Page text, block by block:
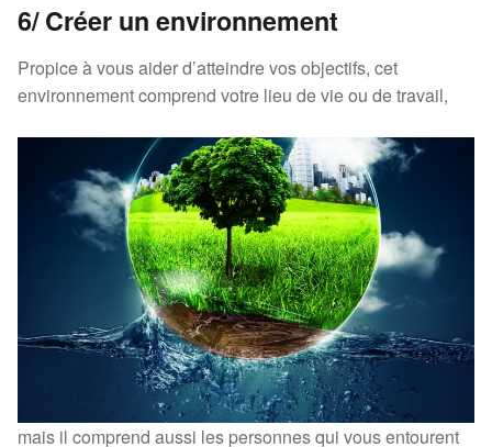
6/ Créer un environnement
Propice à vous aider d’atteindre vos objectifs, cet
environnement comprend votre lieu de vie ou de travail,
mais il comprend aussi les personnes qui vous entourent